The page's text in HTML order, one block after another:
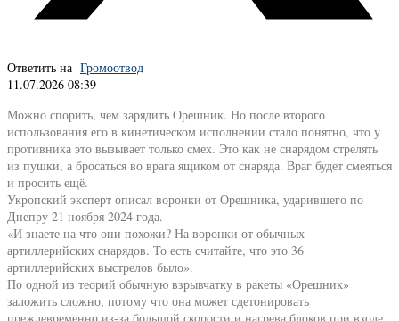
Ответить на Громоотвод
11.07.2026 08:39
Можно спорить, чем зарядить Орешник. Но после второго
использования его в кинетическом исполнении стало понятно, что у
противника это вызывает только смех. Это как не снарядом стрелять
из пушки, а бросаться во врага ящиком от снаряда. Враг будет смеяться
и просить ещё.
Укропский эксперт описал воронки от Орешника, ударившего по
Днепру 21 ноября 2024 года.
«И знаете на что они похожи? На воронки от обычных
артиллерийских снарядов. То есть считайте, что это 36
артиллерийских выстрелов было».
По одной из теорий обычную взрывчатку в ракеты «Орешник»
заложить сложно, потому что она может сдетонировать
преждевременно из-за большой скорости и нагрева блоков при входе